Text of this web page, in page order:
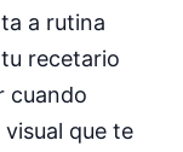
a rutina
recetario
cuando
que te